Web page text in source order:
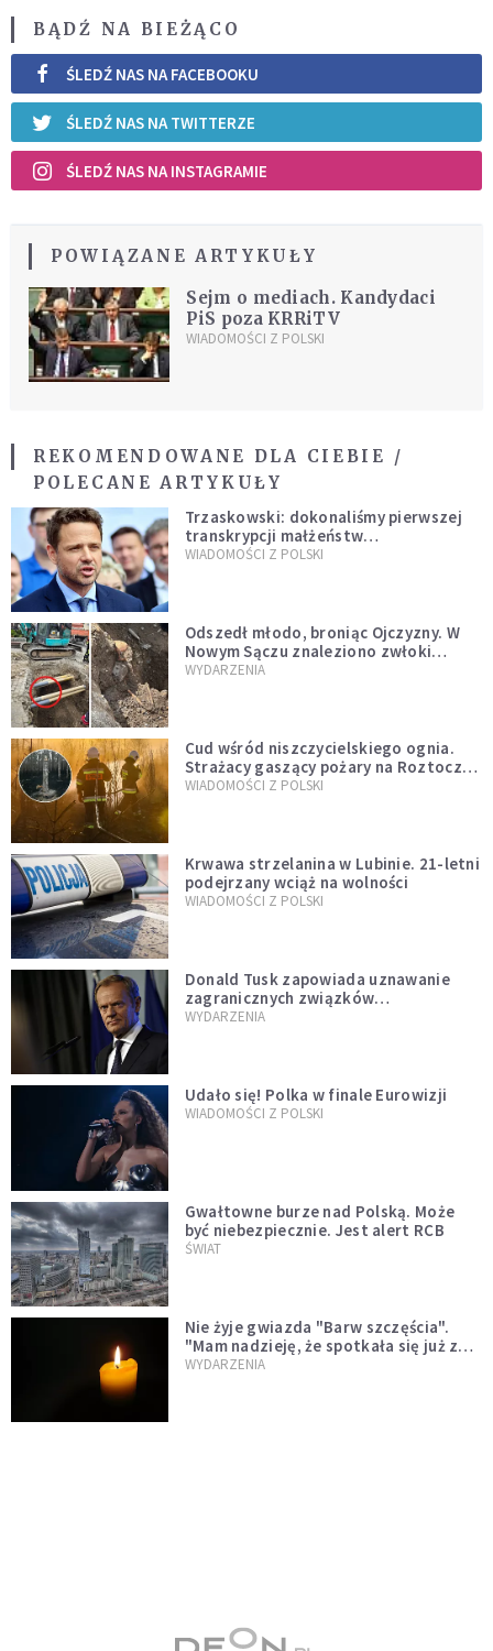
BĄDŹ NA BIEŻĄCO
ŚLEDŹ NAS NA FACEBOOKU
ŚLEDŹ NAS NA TWITTERZE
ŚLEDŹ NAS NA INSTAGRAMIE
POWIĄZANE ARTYKUŁY
Sejm o mediach. Kandydaci
PiS poza KRRiTV
WIADOMOŚCI Z POLSKI
REKOMENDOWANE DLA CIEBIE /
POLECANE ARTYKUŁY
Trzaskowski: dokonaliśmy pierwszej
transkrypcji małżeństw
jednopłciowych. “Tak jak
WIADOMOŚCI Z POLSKI
Odszedł młodo, broniąc Ojczyzny. W
Nowym Sączu znaleziono zwłoki
mężczyzny z czasów potopu
WYDARZENIA
Cud wśród niszczycielskiego ognia.
Strażacy gaszący pożary na Roztoczu
opublikowali niezwykłe zdjęcie
WIADOMOŚCI Z POLSKI
Krwawa strzelanina w Lubinie. 21-letni
podejrzany wciąż na wolności
WIADOMOŚCI Z POLSKI
Donald Tusk zapowiada uznawanie
zagranicznych związków
jednopłciowych. "Państwo oblało ten
WYDARZENIA
Udało się! Polka w finale Eurowizji
WIADOMOŚCI Z POLSKI
Gwałtowne burze nad Polską. Może
być niebezpiecznie. Jest alert RCB
ŚWIAT
Nie żyje gwiazda "Barw szczęścia".
"Mam nadzieję, że spotkała się już z
Bogiem, którego tak bardzo kochała"
WYDARZENIA